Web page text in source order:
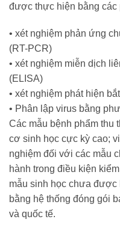
được thực hiện bằng các
• xét nghiệm phản ứng
(RT-PCR)
• xét nghiệm miễn dịch
(ELISA)
• xét nghiệm phát hiện
• Phân lập virus bằng
Các mẫu bệnh phẩm thu
cơ sinh học cực kỳ cao;
nghiệm đối với các mẫu
hành trong điều kiện
mẫu sinh học chưa
bằng hệ thống đóng gói
và quốc tế.